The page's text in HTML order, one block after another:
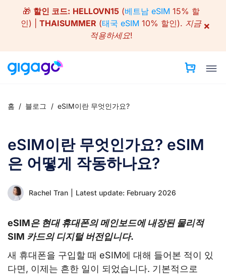
content
🎁 할인 코드: HELLOVN15(베트남 eSIM 15% 할
인) | THAISUMMER (태국 eSIM 10% 할인). 지금
적용하세요!
×
홈 / 블로그 / eSIM이란 무엇인가요?
eSIM이란 무엇인가요? eSIM
은 어떻게 작동하나요?
Rachel Tran Latest update: February 2026
eSIM은 현대 휴대폰의 메인보드에 내장된 물리적
SIM 카드의 디지털 버전입니다.
새 휴대폰을 구입할 때 eSIM에 대해 들어본 적이 있
다면, 이제는 흔한 일이 되었습니다. 기본적으로